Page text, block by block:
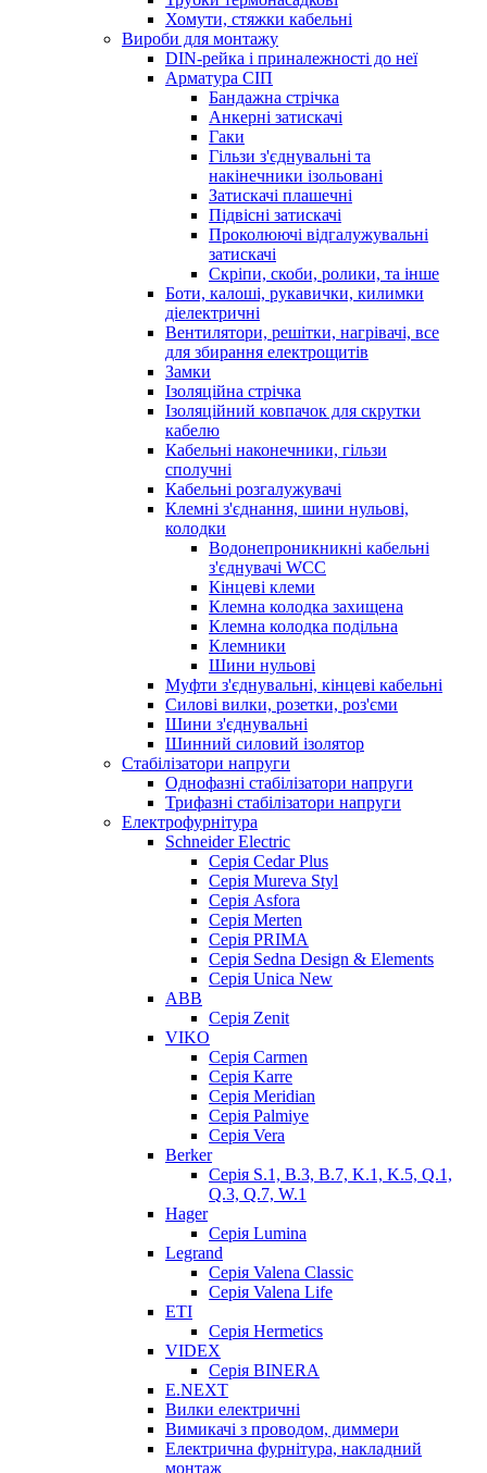
Хомути, стяжки кабельні
Вироби для монтажу
DIN-рейка і приналежності до неї
Арматура СІП
Бандажна стрічка
Анкерні затискачі
Гаки
Гільзи з'єднувальні та
накінечники ізольовані
Затискачі плашечні
Підвісні затискачі
Проколюючі відгалужувальні
затискачі
Скріпи, скоби, ролики, та інше
Боти, калоші, рукавички, килимки
діелектричні
Вентилятори, решітки, нагрівачі, все
для збирання електрощитів
Замки
Ізоляційна стрічка
Ізоляційний ковпачок для скрутки
кабелю
Кабельні наконечники, гільзи
сполучні
Кабельні розгалужувачі
Клемні з'єднання, шини нульові,
колодки
Водонепроникникнi кабельнi
з'єднувачi WCC
Кінцеві клеми
Клемна колодка захищена
Клемна колодка подільна
Клемники
Шини нульові
Муфти з'єднувальні, кінцеві кабельні
Силові вилки, розетки, роз'єми
Шини з'єднувальні
Шинний силовий ізолятор
Стабілізатори напруги
Однофазні стабілізатори напруги
Трифазні стабілізатори напруги
Електрофурнітура
Schneider Electric
Серія Cedar Plus
Серія Mureva Styl
Серія Asfora
Серія Merten
Серія PRIMA
Серія Sedna Design & Elements
Серія Unica New
ABB
Серія Zenit
VIKO
Серія Сarmen
Серія Karre
Серія Meridian
Серія Palmiye
Серія Vera
Berker
Серія S.1, B.3, B.7, K.1, K.5, Q.1,
Q.3, Q.7, W.1
Hager
Серія Lumina
Legrand
Серія Valena Classic
Серія Valena Life
ETI
Серія Hermetics
VIDEX
Серія BINERA
E.NEXT
Вилки електричні
Вимикачі з проводом, диммери
Електрична фурнітура, накладний
монтаж